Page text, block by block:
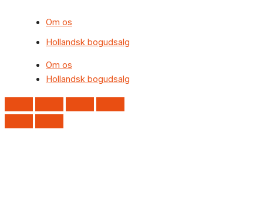
Om os
Hollandsk bogudsalg
Om os
Hollandsk bogudsalg